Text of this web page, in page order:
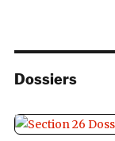
Dossiers